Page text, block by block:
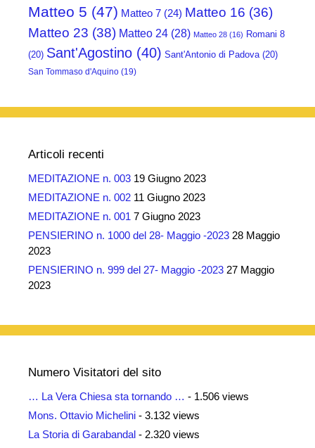
Matteo 5 (47) Matteo 7 (24) Matteo 16 (36)
Matteo 23 (38) Matteo 24 (28) Matteo 28 (16) Romani 8
(20) Sant'Agostino (40) Sant'Antonio di Padova (20)
San Tommaso d'Aquino (19)
Articoli recenti
MEDITAZIONE n. 003 19 Giugno 2023
MEDITAZIONE n. 002 11 Giugno 2023
MEDITAZIONE n. 001 7 Giugno 2023
PENSIERINO n. 1000 del 28- Maggio -2023 28 Maggio
2023
PENSIERINO n. 999 del 27- Maggio -2023 27 Maggio
2023
Numero Visitatori del sito
… La Vera Chiesa sta tornando … - 1.506 views
Mons. Ottavio Michelini - 3.132 views
La Storia di Garabandal - 2.320 views